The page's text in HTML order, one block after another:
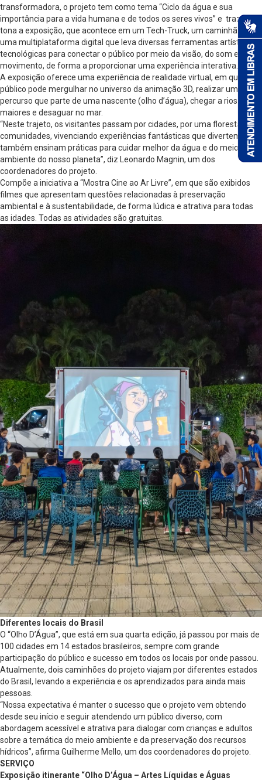
transformadora, o projeto tem como tema “Ciclo da água e sua
importância para a vida humana e de todos os seres vivos” e traz à
tona a exposição, que acontece em um Tech-Truck, um caminhão com
uma multiplataforma digital que leva diversas ferramentas artísticas e
tecnológicas para conectar o público por meio da visão, do som e do
movimento, de forma a proporcionar uma experiência interativa.
A exposição oferece uma experiência de realidade virtual, em que o
público pode mergulhar no universo da animação 3D, realizar um
percurso que parte de uma nascente (olho d’água), chegar a rios
maiores e desaguar no mar.
“Neste trajeto, os visitantes passam por cidades, por uma floresta e por
comunidades, vivenciando experiências fantásticas que divertem, mas
também ensinam práticas para cuidar melhor da água e do meio
ambiente do nosso planeta”, diz Leonardo Magnin, um dos
coordenadores do projeto.
Compõe a iniciativa a “Mostra Cine ao Ar Livre”, em que são exibidos
filmes que apresentam questões relacionadas à preservação
ambiental e à sustentabilidade, de forma lúdica e atrativa para todas
as idades. Todas as atividades são gratuitas.
Diferentes locais do Brasil
O “Olho D’Água”, que está em sua quarta edição, já passou por mais de
100 cidades em 14 estados brasileiros, sempre com grande
participação do público e sucesso em todos os locais por onde passou.
Atualmente, dois caminhões do projeto viajam por diferentes estados
do Brasil, levando a experiência e os aprendizados para ainda mais
pessoas.
“Nossa expectativa é manter o sucesso que o projeto vem obtendo
desde seu início e seguir atendendo um público diverso, com
abordagem acessível e atrativa para dialogar com crianças e adultos
sobre a temática do meio ambiente e da preservação dos recursos
hídricos”, afirma Guilherme Mello, um dos coordenadores do projeto.
SERVIÇO
Exposição itinerante “Olho D’Água – Artes Líquidas e Águas